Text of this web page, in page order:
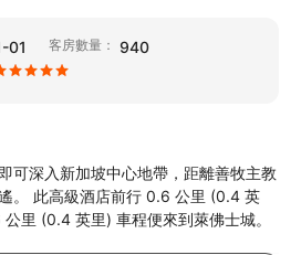
01 客房數量： 940
可深入新加坡中心地帶，距離善牧主教
。 此高級酒店前行 0.6 公里 (0.4 英
里 (0.4 英里) 車程便來到萊佛士城。